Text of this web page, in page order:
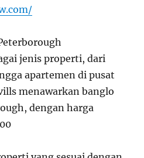
jenis properti, dari
apartemen di pusat
menawarkan banglo
dengan harga